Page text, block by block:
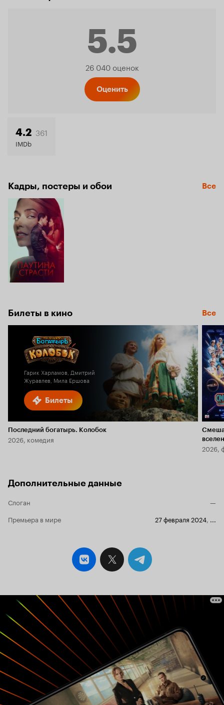
5.5
Рейтинг
26 040 оценок
Оценить
4.2 361
IMDb
Кадры, постеры и обои Все
Билеты в кино Все
Билеты
Гарик Харламов, Дмитрий
Журавлев, Мила Ершова
Последний богатырь. Колобок
2026, комедия
2026,
Дополнительные данные
Слоган
—
Премьера в мире
27 февраля 2024, ...